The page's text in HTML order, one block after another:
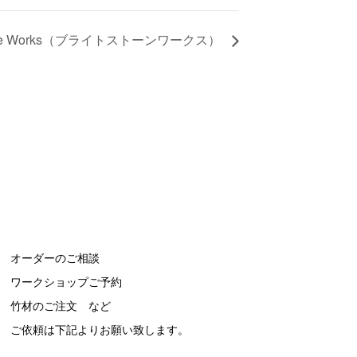
Works（ブライトストーンワークス）
オーダーのご相談
ワークショップご予約
竹材のご注文 など
ご依頼は下記よりお願い致します。